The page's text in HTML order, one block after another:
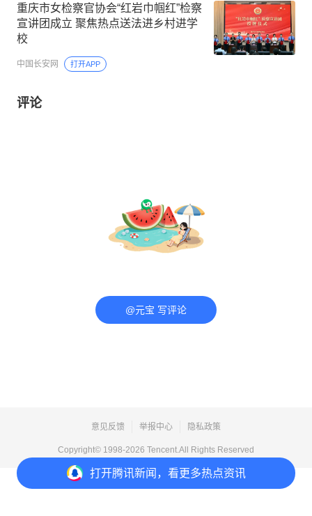
打开腾讯新闻，看更多热点资讯
重庆市女检察官协会“红岩巾帼红”检察
宣讲团成立 聚焦热点送法进乡村进学
校
中国长安网 打开APP
评论
@元宝 写评论
意见反馈 举报中心 隐私政策
Copyright© 1998-2026 Tencent.All Rights Reserved